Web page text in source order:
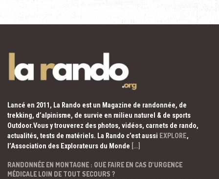
Lancé en 2011, La Rando est un Magazine de randonnée, de
trekking, d’alpinisme, de survie en milieu naturel & de sports
Outdoor.Vous y trouverez des photos, vidéos, carnets de rando,
actualités, tests de matériels. La Rando c’est aussi EXPLORE,
l’Association des Explorateurs du Monde […]
RANDONNÉE EN MONTAGNE : QUE FAIRE EN CAS D’URGENCE
MÉDICALE LOIN DE TOUT SECOURS ?